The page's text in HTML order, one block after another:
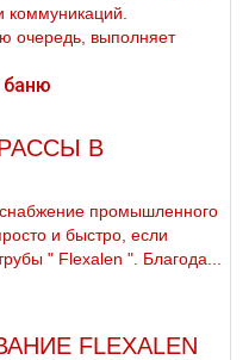
коммуникаций.
очередь, выполняет
В
промышленного
и быстро, если
" Flехalеn ". Благода...
FLEXALEN